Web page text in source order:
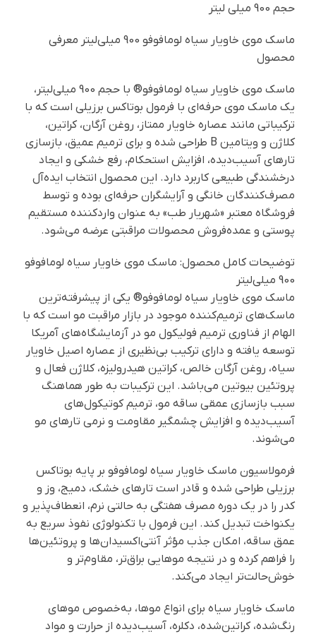
حجم 900 میلی لیتر
ماسک موی خاویار سیاه لومافوفو 900 میلی‌لیتر معرفی
محصول
ماسک موی خاویار سیاه لومافوفو® با حجم 900 میلی‌لیتر،
یک ماسک موی حرفه‌ای با فرمول بوتاکس برزیلی است که با
ترکیباتی مانند عصاره خاویار ممتاز، روغن آرگان، کراتین،
کلاژن و ویتامین B طراحی شده و برای ترمیم عمیق، بازسازی
تارهای آسیب‌دیده، افزایش استحکام، رفع خشکی و ایجاد
درخشندگی طبیعی کاربرد دارد. این محصول انتخاب ایده‌آل
مصرف‌کنندگان خانگی و آرایشگران حرفه‌ای بوده و توسط
فروشگاه معتبر «شهریار طب» به عنوان واردکننده مستقیم
پوستی و عمده‌فروش محصولات مراقبتی عرضه می‌شود.
توضیحات کامل محصول: ماسک موی خاویار سیاه لومافوفو
900 میلی‌لیتر
ماسک موی خاویار سیاه لومافوفو® یکی از پیشرفته‌ترین
ماسک‌های ترمیم‌کننده موجود در بازار مراقبت مو است که با
الهام از فناوری ترمیم فولیکول مو در آزمایشگاه‌های آمریکا
توسعه یافته و دارای ترکیب بی‌نظیری از عصاره اصیل خاویار
سیاه، روغن آرگان خالص، کراتین هیدرولیزه، کلاژن فعال و
پروتئین بیوتین می‌باشد. این ترکیبات به ‌طور هماهنگ
سبب بازسازی عمقی ساقه مو، ترمیم کوتیکول‌های
آسیب‌دیده و افزایش چشمگیر مقاومت و نرمی تارهای مو
می‌شوند.
فرمولاسیون ماسک خاویار سیاه لومافوفو بر پایه بوتاکس
برزیلی طراحی شده و قادر است تارهای خشک، دمیج، وز و
کدر را در یک دوره مصرف هفتگی به حالتی نرم، انعطاف‌پذیر و
یکنواخت تبدیل کند. این فرمول با تکنولوژی نفوذ سریع به
عمق ساقه، امکان جذب مؤثر آنتی‌اکسیدان‌ها و پروتئین‌ها
را فراهم کرده و در نتیجه موهایی براق‌تر، مقاوم‌تر و
خوش‌حالت‌تر ایجاد می‌کند.
ماسک خاویار سیاه برای انواع موها، به‌خصوص موهای
رنگ‌شده، کراتین‌شده، دکلره، آسیب‌دیده از حرارت و مواد